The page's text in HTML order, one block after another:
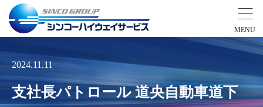
営業拠点
2024.11.11
支社長パトロール 道央自動車道下